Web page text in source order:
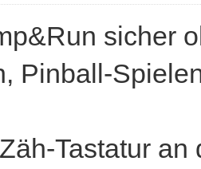
sicher
Pinball-
Tastatur